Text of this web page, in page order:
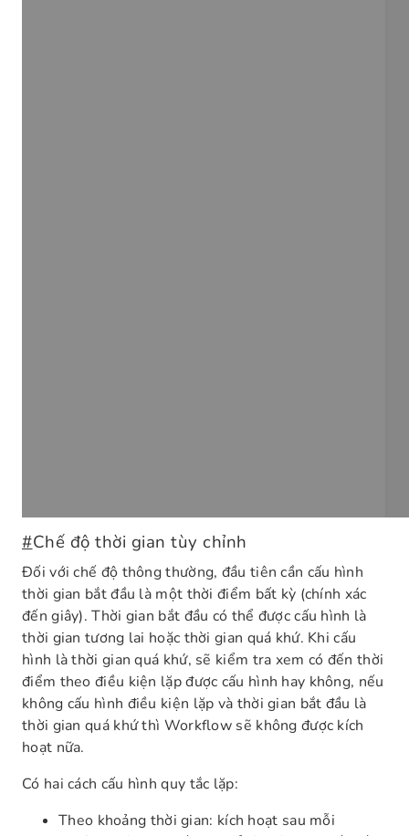
#Chế độ thời gian tùy chỉnh
Đối với chế độ thông thường, đầu tiên cần cấu hình
thời gian bắt đầu là một thời điểm bất kỳ (chính xác
đến giây). Thời gian bắt đầu có thể được cấu hình là
thời gian tương lai hoặc thời gian quá khứ. Khi cấu
hình là thời gian quá khứ, sẽ kiểm tra xem có đến thời
điểm theo điều kiện lặp được cấu hình hay không, nếu
không cấu hình điều kiện lặp và thời gian bắt đầu là
thời gian quá khứ thì Workflow sẽ không được kích
hoạt nữa.
Có hai cách cấu hình quy tắc lặp:
Theo khoảng thời gian: kích hoạt sau mỗi